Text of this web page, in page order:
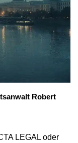
Robert
LEGAL oder